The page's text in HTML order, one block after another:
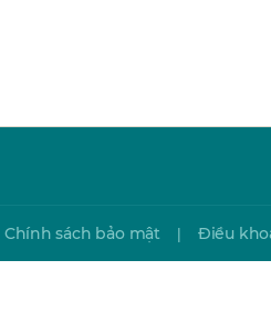
Chính sách bảo mật | Điều